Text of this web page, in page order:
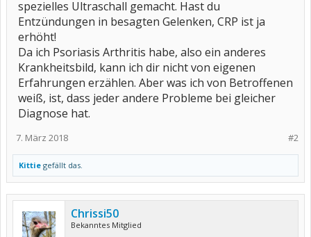
spezielles Ultraschall gemacht. Hast du
Entzündungen in besagten Gelenken, CRP ist ja
erhöht!
Da ich Psoriasis Arthritis habe, also ein anderes
Krankheitsbild, kann ich dir nicht von eigenen
Erfahrungen erzählen. Aber was ich von Betroffenen
weiß, ist, dass jeder andere Probleme bei gleicher
Diagnose hat.
#2
7. März 2018
Kittie gefällt das.
Chrissi50
Bekanntes Mitglied